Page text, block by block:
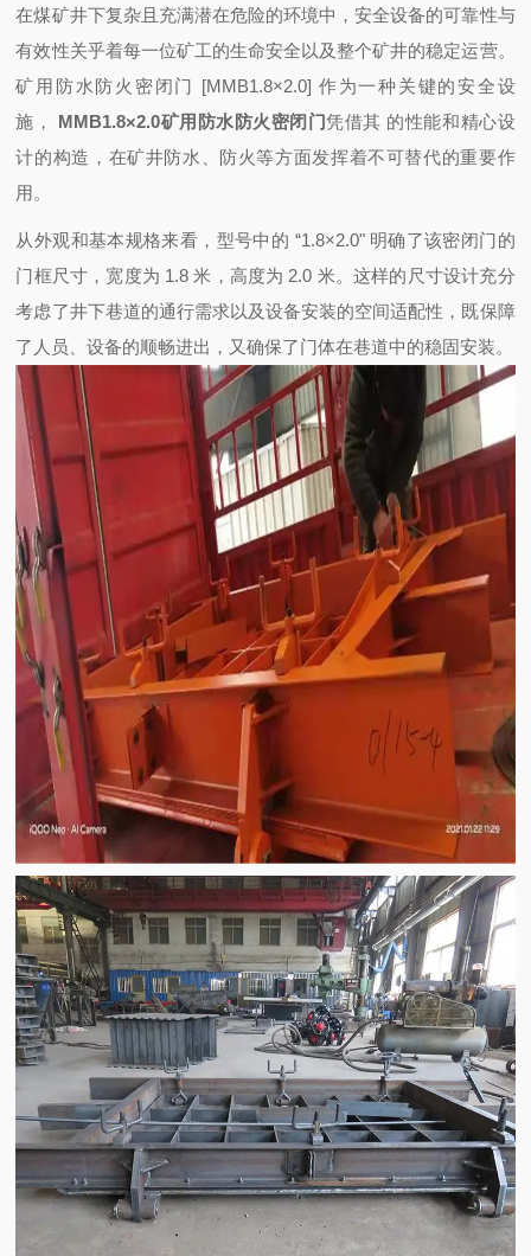
在煤矿井下复杂且充满潜在危险的环境中，安全设备的可靠性与
有效性关乎着每一位矿工的生命安全以及整个矿井的稳定运营。
矿用防水防火密闭门 [MMB1.8×2.0] 作为一种关键的安全设
施， MMB1.8×2.0矿用防水防火密闭门凭借其 的性能和精心设
计的构造，在矿井防水、防火等方面发挥着不可替代的重要作
用。
从外观和基本规格来看，型号中的 “1.8×2.0" 明确了该密闭门的
门框尺寸，宽度为 1.8 米，高度为 2.0 米。这样的尺寸设计充分
考虑了井下巷道的通行需求以及设备安装的空间适配性，既保障
了人员、设备的顺畅进出，又确保了门体在巷道中的稳固安装。